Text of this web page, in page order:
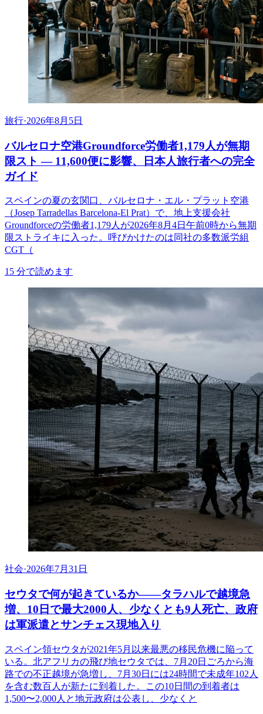
旅行·2026年8月5日
バルセロナ空港Groundforce労働者1,179人が無期
限スト ― 11,600便に影響、日本人旅行者への完全
ガイド
スペインの夏の玄関口、バルセロナ・エル・プラット空港
（Josep Tarradellas Barcelona-El Prat）で、地上支援会社
Groundforceの労働者1,179人が2026年8月4日午前0時から無期
限ストライキに入った。呼びかけたのは同社の多数派労組
CGT（
15 分で読めます
社会·2026年7月31日
セウタで何が起きているか——タラハルで越境急
増、10日で最大2000人、少なくとも9人死亡、政府
は軍派遣とサンチェス現地入り
スペイン領セウタが2021年5月以来最悪の移民危機に陥って
いる。北アフリカの飛び地セウタでは、7月20日ごろから海
路での不正越境が急増し、7月30日には24時間で未成年102人
を含む数百人が新たに到着した。この10日間の到着者は
1,500〜2,000人と地元政府は公表し、少なくと